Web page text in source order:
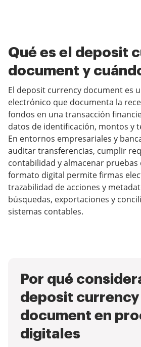
Qué es el deposit
document y
El deposit currency document es
electrónico que documenta la
fondos en una transacción
datos de identificación, montos y
En entornos empresariales y
auditar transferencias, cumplir
contabilidad y almacenar pruebas
formato digital permite firmas
trazabilidad de acciones y
búsquedas, exportaciones y
sistemas contables.
Por qué
deposit currency
document en
digitales